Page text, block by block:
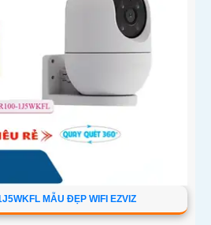
MẪU ĐẸP WIFI EZVIZ